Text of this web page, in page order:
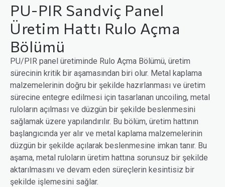
PU-PIR Sandviç Panel
Üretim Hattı Rulo Açma
Bölümü
PU/PIR panel üretiminde Rulo Açma Bölümü, üretim
sürecinin kritik bir aşamasından biri olur. Metal kaplama
malzemelerinin doğru bir şekilde hazırlanması ve üretim
sürecine entegre edilmesi için tasarlanan uncoiling, metal
ruloların açılması ve düzgün bir şekilde beslenmesini
sağlamak üzere yapılandırılır. Bu bölüm, üretim hattının
başlangıcında yer alır ve metal kaplama malzemelerinin
düzgün bir şekilde açılarak beslenmesine imkan tanır. Bu
aşama, metal ruloların üretim hattına sorunsuz bir şekilde
aktarılmasını ve devam eden süreçlerin kesintisiz bir
şekilde işlemesini sağlar.